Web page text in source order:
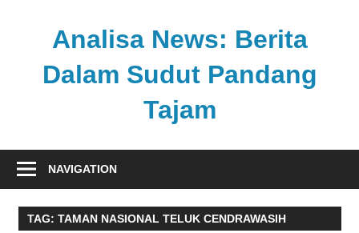
Analisa News: Berita
Dalam Sudut Pandang
Tajam
kritis
akurat
dari
NAVIGATION
TAG: TAMAN NASIONAL TELUK CENDRAWASIH